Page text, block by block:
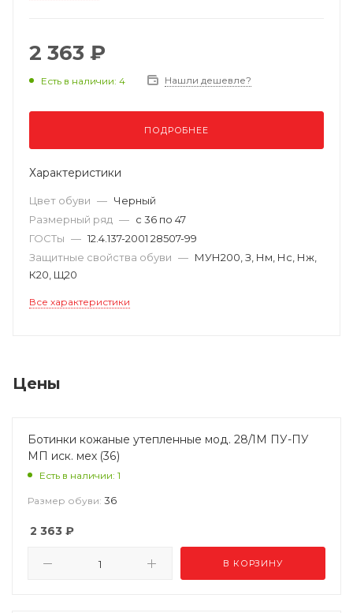
2 363 ₽
Есть в наличии: 4 Нашли дешевле?
ПОДРОБНЕЕ
Характеристики
Цвет обуви — Черный
Размерный ряд — с 36 по 47
ГОСТы — 12.4.137-2001 28507-99
Защитные свойства обуви — МУН200, З, Нм, Нс, Нж,
К20, Щ20
Все характеристики
Цены
Ботинки кожаные утепленные мод. 28/1М ПУ-ПУ
МП иск. мех (36)
Есть в наличии: 1
Размер обуви: 36
2 363 ₽
В КОРЗИНУ